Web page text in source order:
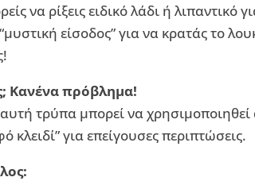
να ρίξεις ειδικό λάδι ή λιπαντικό
είσοδος” για να κρατάς το
Κανένα πρόβλημα!
τρύπα μπορεί να χρησιμοποιηθεί
κλειδί” για επείγουσες περιπτώσεις.